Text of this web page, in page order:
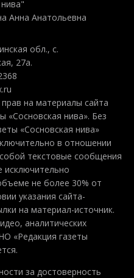
Анна Анатольевна
обл., с.
27а.
на материалы сайта
«Сосновская нива». Без
«Сосновская нива»
в отношении
текстовые сообщения
не более 30% от
указания сайта-
на материал-источник.
аналитических
«Редакция газеты
за достоверность